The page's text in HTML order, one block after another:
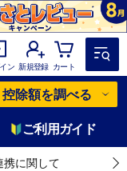
ン 新規登録 カート
控除額を調べる
ご利用ガイド
携に関して